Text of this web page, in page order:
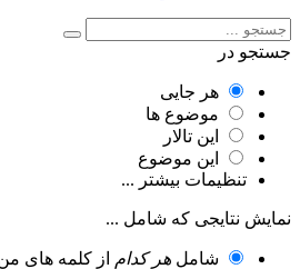
جستجو در
هر جایی
موضوع ها
این تالار
این موضوع
تنظیمات بیشتر ...
نمایش نتایجی که شامل ...
شامل هر کدام از کلمه های